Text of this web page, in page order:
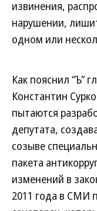
извинения,
нарушении,
одном или
Как пояснил “Ъ”
Константин
пытаются
депутата,
созыве
пакета
изменений в
2011 года в СМИ